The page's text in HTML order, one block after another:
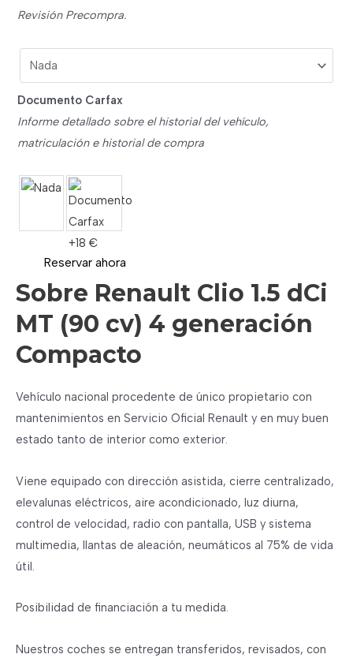
Revisión Precompra.
Documento Carfax
Informe detallado sobre el historial del vehículo,
matriculación e historial de compra
Reservar ahora
Sobre Renault Clio 1.5 dCi
MT (90 cv) 4 generación
Compacto
Vehículo nacional procedente de único propietario con
mantenimientos en Servicio Oficial Renault y en muy buen
estado tanto de interior como exterior.
Viene equipado con dirección asistida, cierre centralizado,
elevalunas eléctricos, aire acondicionado, luz diurna,
control de velocidad, radio con pantalla, USB y sistema
multimedia, llantas de aleación, neumáticos al 75% de vida
útil.
Posibilidad de financiación a tu medida.
Nuestros coches se entregan transferidos, revisados, con